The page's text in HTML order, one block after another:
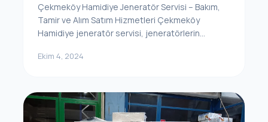
Çekmeköy Hamidiye Jeneratör Servisi – Bakım,
Tamir ve Alım Satım Hizmetleri Çekmeköy
Hamidiye jeneratör servisi, jeneratörlerin...
Ekim 4, 2024